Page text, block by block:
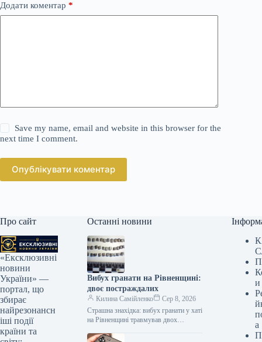
Додати коментар *
Save my name, email and website in this browser for the
next time I comment.
Опублікувати коментар
Про сайт
«Ексклюзивні
новини
України» —
портал, що
збирає
найрезонансн
іші події
країни та
Останні новини
Вибух гранати на Рівненщині:
двоє постраждалих
Килина Самійленко
Сер 8, 2026
Страшна знахідка: вибух гранати у хаті
на Рівненщині травмував двох
та зневага до потенційно
и
а